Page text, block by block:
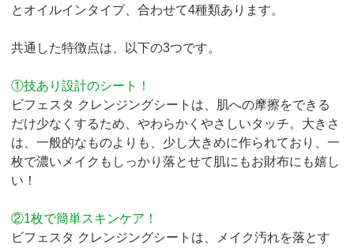
とオイルインタイプ、合わせて4種類あります。
共通した特徴点は、以下の3つです。
①技あり設計のシート！
ビフェスタ クレンジングシートは、肌への摩擦をできる
だけ少なくするため、やわらかくやさしいタッチ。大きさ
は、一般的なものよりも、少し大きめに作られており、一
枚で濃いメイクもしっかり落とせて肌にもお財布にも嬉し
い！
②1枚で簡単スキンケア！
ビフェスタ クレンジングシートは、メイク汚れを落とす